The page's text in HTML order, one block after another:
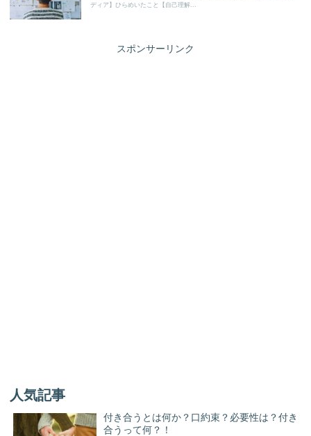
ディア】ひらめいたこと【自己理解...
スポンサーリンク
人気記事
付き合うとは何か？口約束？必要性は？付き
合うって何？！